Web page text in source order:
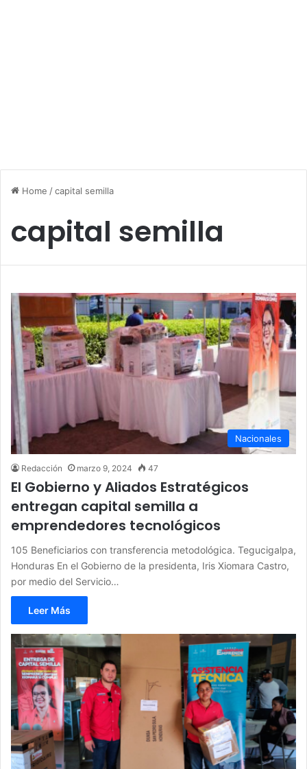
Home /capital semilla
capital semilla
Nacionales
Redacción marzo 9, 2024 47
El Gobierno y Aliados Estratégicos
entregan capital semilla a
emprendedores tecnológicos
105 Beneficiarios con transferencia metodológica. Tegucigalpa,
Honduras En el Gobierno de la presidenta, Iris Xiomara Castro,
por medio del Servicio…
Leer Más